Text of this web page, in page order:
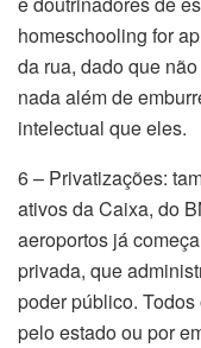
homeschooling for
da rua, dado que
nada além de
intelectual que eles.
6 – Privatizações:
ativos da Caixa, do
aeroportos já
privada, que
poder público.
pelo estado ou por